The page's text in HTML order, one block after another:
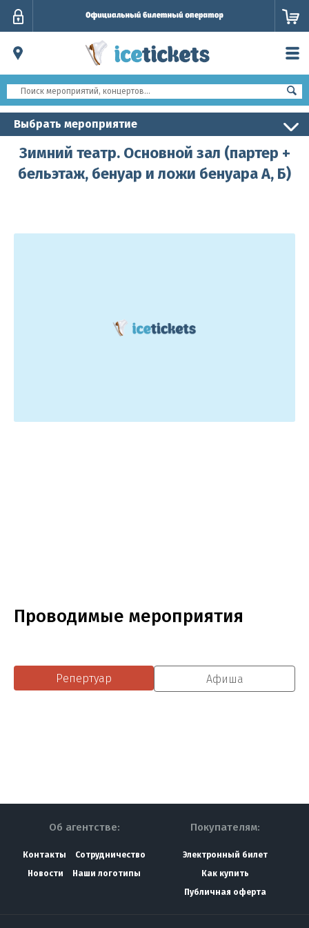
Выбрать мероприятие
Зимний театр. Основной зал (партер +
бельэтаж, бенуар и ложи бенуара А, Б)
Проводимые мероприятия
Репертуар Афиша
Об агентстве:
Контакты
Сотрудничество
Новости
Наши логотипы
Покупателям:
Электронный билет
Как купить
Публичная оферта